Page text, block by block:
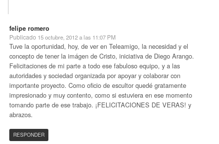
felipe romero
Publicado 15 octubre, 2012 a las 11:07 PM
Tuve la oportunidad, hoy, de ver en Teleamigo, la necesidad y el
concepto de tener la imágen de Cristo, iniciativa de Diego Arango.
Felicitaciones de mi parte a todo ese fabuloso equipo, y a las
autoridades y sociedad organizada por apoyar y colaborar con
importante proyecto. Como oficio de escultor quedé gratamente
impresionado y muy contento, como si estuviera en ese momento
tomando parte de ese trabajo. ¡FELICITACIONES DE VERAS! y
abrazos.
RESPONDER